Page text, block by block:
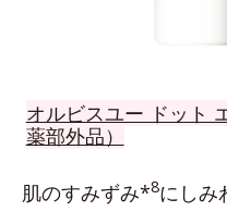
オルビスユー ドット
薬部外品）
肌のすみずみ*8にしみ